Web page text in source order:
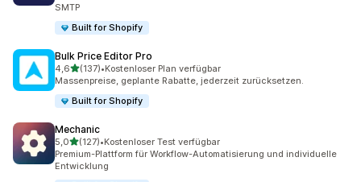
SMTP
Built for Shopify
Bulk Price Editor Pro
4,6von 5 Sternen
(137)
137 Rezensionen insgesamt
•Kostenloser Plan verfügbar
Massenpreise, geplante Rabatte, jederzeit zurücksetzen.
Built for Shopify
Mechanic
5,0von 5 Sternen
(127)
127 Rezensionen insgesamt
•Kostenloser Test verfügbar
Premium-Plattform für Workflow-Automatisierung und individuelle
Entwicklung